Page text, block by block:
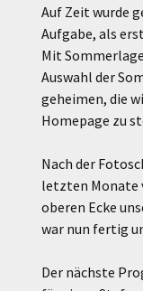
Auf Zeit wurde
Aufgabe, als
Mit
Auswahl der
geheimen, die
Homepage zu
Nach der
letzten Monate
oberen Ecke
war nun fertig
Der nächste